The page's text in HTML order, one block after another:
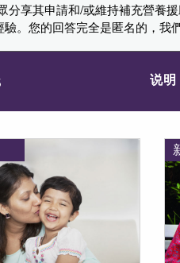
分享其申請和/或維持補充營養援
驗。您的回答完全是匿名的，
说明